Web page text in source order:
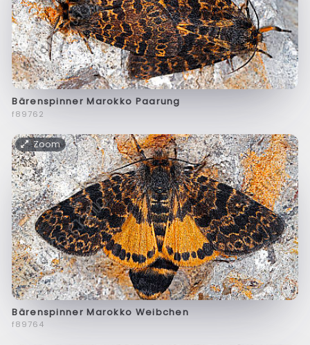
Bärenspinner Marokko Paarung
f89762
Zoom
Bärenspinner Marokko Weibchen
f89764